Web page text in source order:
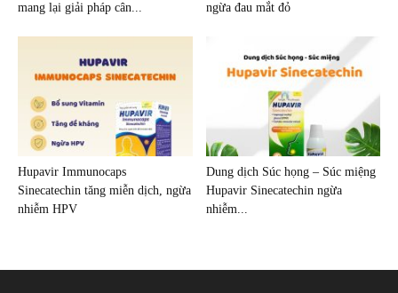
mang lại giải pháp cân...
ngừa đau mắt đỏ
Hupavir Immunocaps
Sinecatechin tăng miễn dịch, ngừa
nhiễm HPV
Dung dịch Súc họng – Súc miệng
Hupavir Sinecatechin ngừa
nhiễm...